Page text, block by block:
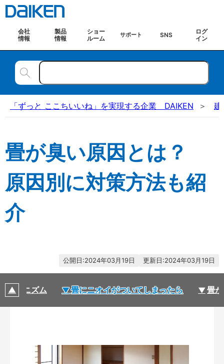
会社
情報
製品
情報
ショー
ルーム
サポート SNS
ログ
イン
「ずっと ここちいいね」を実現する企業 DAIKEN 建
畳が臭い原因とは？
原因別に対策方法も紹
介
2024年03月19日 2024年03月19日
メカニズム 畳にニオイがついてしまったら 畳